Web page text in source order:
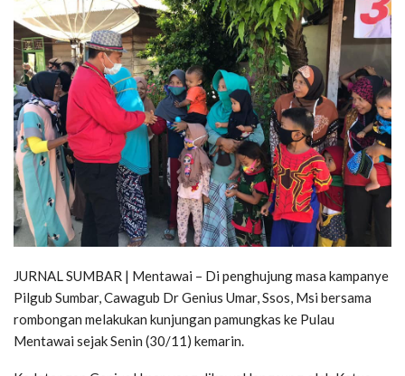
JURNAL SUMBAR | Mentawai – Di penghujung masa kampanye
Pilgub Sumbar, Cawagub Dr Genius Umar, Ssos, Msi bersama
rombongan melakukan kunjungan pamungkas ke Pulau
Mentawai sejak Senin (30/11) kemarin.